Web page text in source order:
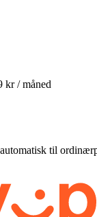
kr / måned
til